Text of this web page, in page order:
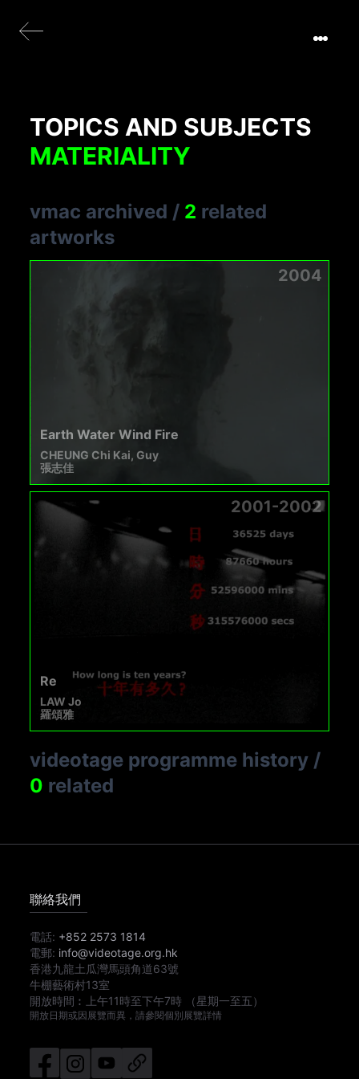
TOPICS AND SUBJECTS
MATERIALITY
vmac archived / 2 related
artworks
2004
Earth Water Wind Fire
CHEUNG Chi Kai, Guy
張志佳
2001-2002
Re
LAW Jo
羅頌雅
videotage programme history /
0 related
聯絡我們
電話: +852 2573 1814
電郵: info@videotage.org.hk
香港九龍土瓜灣馬頭角道63號
牛棚藝術村13室
開放時間︰
上午11時至下午7時 （星期一至五）
開放日期或因展覽而異，請參閱個別展覽詳情